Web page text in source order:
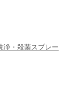
浄・殺菌スプレー